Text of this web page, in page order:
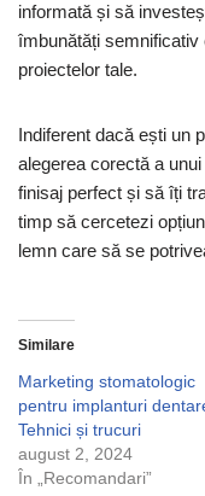
informată și să
îmbunătăți semnificativ
proiectelor tale.
Indiferent dacă ești un
alegerea corectă a
finisaj perfect și să îți
timp să cercetezi
lemn care să se
Similare
Marketing stomatologic
pentru implanturi
Tehnici și trucuri
august 2, 2024
În „Recomandari”